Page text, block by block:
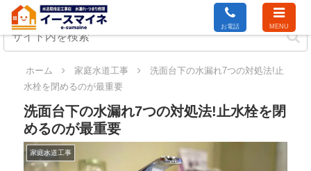
ホーム 家庭水道工事
洗面台下の水漏れ7つの対処法!止
水栓を閉めるのが最重要
洗面台下の水漏れ7つの対処法!止水栓を閉
めるのが最重要
家庭水道工事
お電話 MENU